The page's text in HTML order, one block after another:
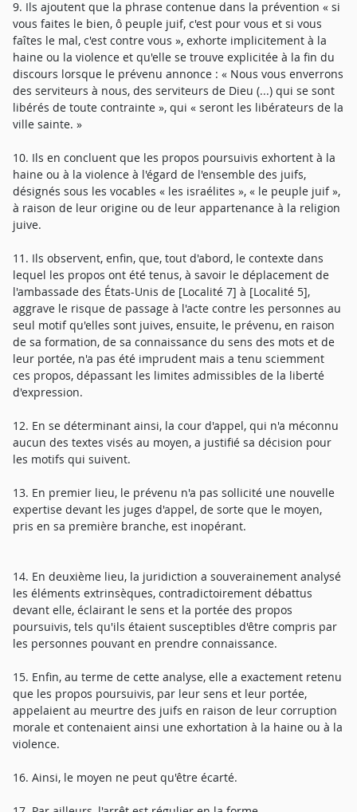
9. Ils ajoutent que la phrase contenue dans la prévention « si
vous faites le bien, ô peuple juif, c'est pour vous et si vous
faîtes le mal, c'est contre vous », exhorte implicitement à la
haine ou la violence et qu'elle se trouve explicitée à la fin du
discours lorsque le prévenu annonce : « Nous vous enverrons
des serviteurs à nous, des serviteurs de Dieu (...) qui se sont
libérés de toute contrainte », qui « seront les libérateurs de la
ville sainte. »
10. Ils en concluent que les propos poursuivis exhortent à la
haine ou à la violence à l'égard de l'ensemble des juifs,
désignés sous les vocables « les israélites », « le peuple juif »,
à raison de leur origine ou de leur appartenance à la religion
juive.
11. Ils observent, enfin, que, tout d'abord, le contexte dans
lequel les propos ont été tenus, à savoir le déplacement de
l'ambassade des États-Unis de [Localité 7] à [Localité 5],
aggrave le risque de passage à l'acte contre les personnes au
seul motif qu'elles sont juives, ensuite, le prévenu, en raison
de sa formation, de sa connaissance du sens des mots et de
leur portée, n'a pas été imprudent mais a tenu sciemment
ces propos, dépassant les limites admissibles de la liberté
d'expression.
12. En se déterminant ainsi, la cour d'appel, qui n'a méconnu
aucun des textes visés au moyen, a justifié sa décision pour
les motifs qui suivent.
13. En premier lieu, le prévenu n'a pas sollicité une nouvelle
expertise devant les juges d'appel, de sorte que le moyen,
pris en sa première branche, est inopérant.
14. En deuxième lieu, la juridiction a souverainement analysé
les éléments extrinsèques, contradictoirement débattus
devant elle, éclairant le sens et la portée des propos
poursuivis, tels qu'ils étaient susceptibles d'être compris par
les personnes pouvant en prendre connaissance.
15. Enfin, au terme de cette analyse, elle a exactement retenu
que les propos poursuivis, par leur sens et leur portée,
appelaient au meurtre des juifs en raison de leur corruption
morale et contenaient ainsi une exhortation à la haine ou à la
violence.
16. Ainsi, le moyen ne peut qu'être écarté.